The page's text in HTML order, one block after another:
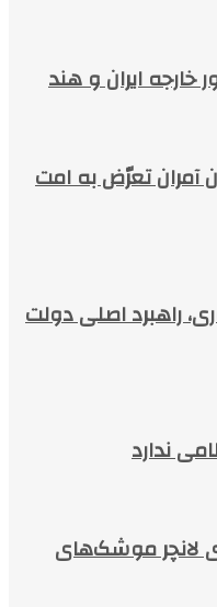
ایران و هند
آمران تعرّض به امت
راهبرد اصلی دولت
ندارد
لانچر موشک‌های